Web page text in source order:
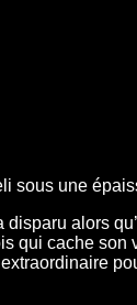
sous une
alors
qui cache son